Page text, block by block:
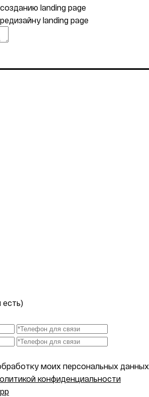
landing page
landing page
моих персональных данных
конфиденциальности